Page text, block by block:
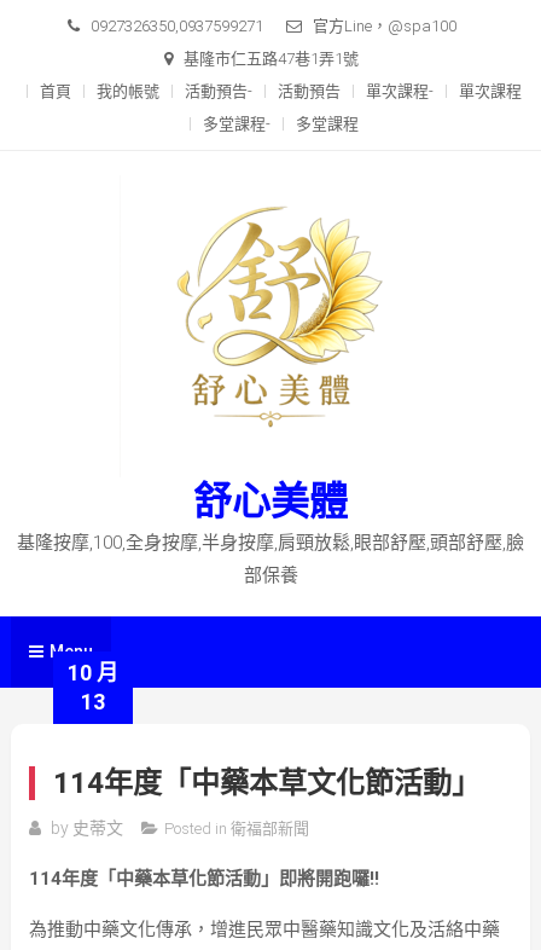
content
0927326350,0937599271
官方Line，@spa100
基隆市仁五路47巷1弄1號
首頁
我的帳號 活動預告- 活動預告 單次課程-
單次課程
多堂課程-
多堂課程
舒心美體
基隆按摩,100,全身按摩,半身按摩,肩頸放鬆,眼部舒壓,頭部舒壓,臉
部保養
Menu
10 月
13
114年度「中藥本草文化節活動」
by 史蒂文 Posted in 衛福部新聞
114年度「中藥本草化節活動」即將開跑囉!!
為推動中藥文化傳承，增進民眾中醫藥知識文化及活絡中藥